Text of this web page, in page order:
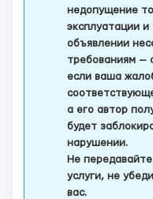
недопущение
эксплуатации и
объявлении
требованиям —
если ваша
а его автор
будет
нарушении.
Не
услуги, не
вас.